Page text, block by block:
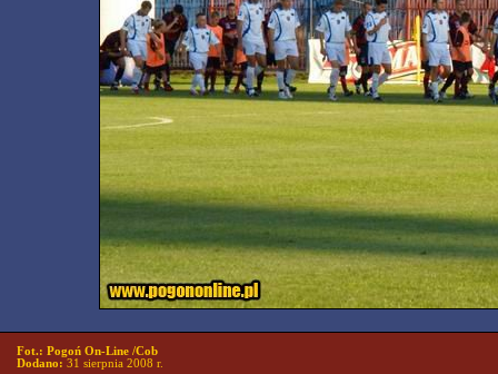
Fot.: Pogoń On-Line /Cob
Dodano: 31 sierpnia 2008 r.